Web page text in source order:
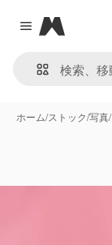
Close menu
Magnific
ホーム/ストック/写真/